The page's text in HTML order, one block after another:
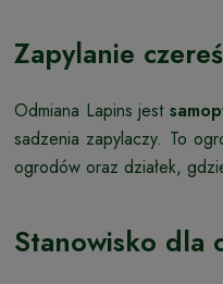
Zapylanie
Odmiana Lapins jest
sadzenia zapylaczy. To
ogrodów oraz działek,
Stanowisko dla